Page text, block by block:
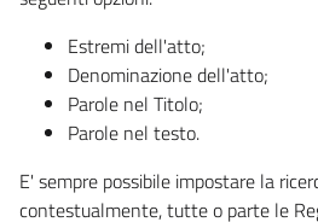
Estremi dell'atto;
Denominazione dell'atto;
Parole nel Titolo;
Parole nel testo.
E' sempre possibile impostare la
contestualmente, tutte o parte le